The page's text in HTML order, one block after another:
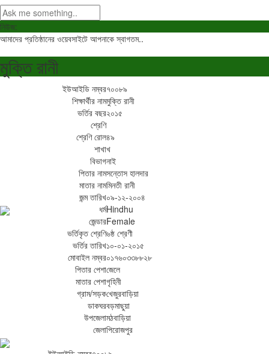
নিউজ:
আমাদের প্রতিষ্ঠানের ওয়েবসাইটে আপনাকে স্বাগতম..
মুক্তি রানী
ইউআইডি নম্বর৭০০৮৯
শিক্ষার্থীর নামমুক্তি রানী
ভর্তির বছর২০১৫
শ্রেণি
শ্রেণি রোল৪৯
শাখাখ
বিভাগনাই
পিতার নামসন্তোস হালদার
মাতার নামমিনতী রানী
জন্ম তারিখ০৯-১২-২০০৪
ধর্মHindhu
জেন্ডারFemale
ভর্তিকৃত শ্রেণি৬ষ্ঠ শ্রেণী
ভর্তির তারিখ১০-০১-২০১৫
মোবাইল নম্বর০১৭৬০৩৩৮৮২৮
পিতার পেশাজেলে
মাতার পেশাগৃহিনী
গ্রাম/সড়কখেজুরবাড়িয়া
ডাকঘরবড়মাছুয়া
উপজেলামঠবাড়িয়া
জেলাপিরোজপুর